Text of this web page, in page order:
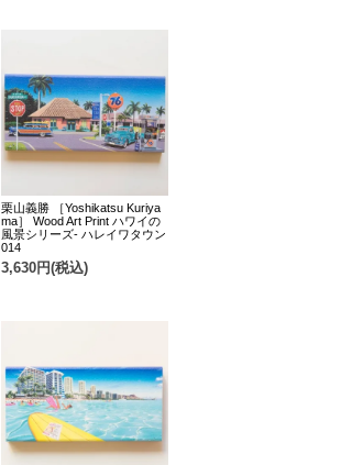
栗山義勝 ［Yoshikatsu Kuriya
ma］ Wood Art Print ハワイの
風景シリーズ- ハレイワタウン
014
3,630円(税込)